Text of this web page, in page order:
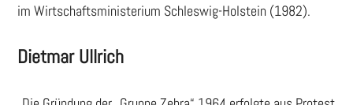
im Wirtschaftsministerium Schleswig-Holstein (1982).
Dietmar Ullrich